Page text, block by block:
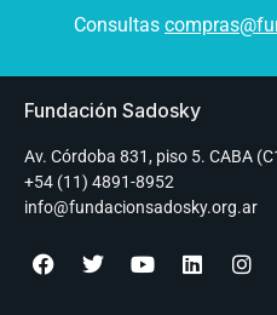
Consultas
Fundación Sadosky
Av. Córdoba 831, piso 5. CABA
+54 (11) 4891-8952
info@fundacionsadosky.org.ar